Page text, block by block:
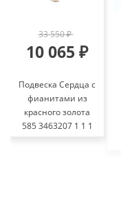
33 550 ₽
10 065 ₽
Подвеска Сердца с
фианитами из
красного золота
585 3463207 1 1 1